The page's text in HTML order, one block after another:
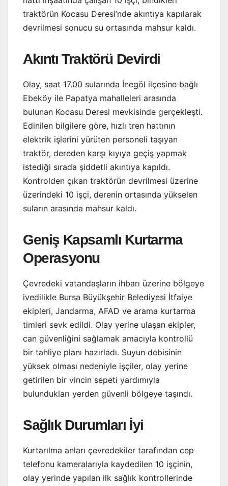
traktörün Kocasu Deresi’nde akıntıya kapılarak
devrilmesi sonucu su ortasında mahsur kaldı.
Akıntı Traktörü Devirdi
Olay, saat 17.00 sularında İnegöl ilçesine bağlı
Ebeköy ile Papatya mahalleleri arasında
bulunan Kocasu Deresi mevkisinde gerçekleşti.
Edinilen bilgilere göre, hızlı tren hattının
elektrik işlerini yürüten personeli taşıyan
traktör, dereden karşı kıyıya geçiş yapmak
istediği sırada şiddetli akıntıya kapıldı.
Kontrolden çıkan traktörün devrilmesi üzerine
üzerindeki 10 işçi, derenin ortasında yükselen
suların arasında mahsur kaldı.
Geniş Kapsamlı Kurtarma
Operasyonu
Çevredeki vatandaşların ihbarı üzerine bölgeye
ivedilikle Bursa Büyükşehir Belediyesi İtfaiye
ekipleri, Jandarma, AFAD ve arama kurtarma
timleri sevk edildi. Olay yerine ulaşan ekipler,
can güvenliğini sağlamak amacıyla kontrollü
bir tahliye planı hazırladı. Suyun debisinin
yüksek olması nedeniyle işçiler, olay yerine
getirilen bir vincin sepeti yardımıyla
bulundukları yerden güvenli bölgeye taşındı.
Sağlık Durumları İyi
Kurtarılma anları çevredekiler tarafından cep
telefonu kameralarıyla kaydedilen 10 işçinin,
olay yerinde yapılan ilk sağlık kontrollerinde